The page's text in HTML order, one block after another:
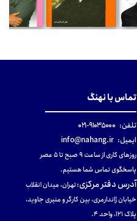
تماس با نهنگ
تلفن: ۹۱۰۳۵۰۰۰-۰۲۱
ایمیل: info@nahang.ir
روزهای کاری از ساعت ۹ صبح تا ۵ عصر
پاسخگوی تماس شما هستیم.
آدرس دفتر مرکزی:تهران، میدان انقلاب
خیابان ژاندارمری، بین کارگر و منیری جاوید،
پلاک 121، واحد ۴.